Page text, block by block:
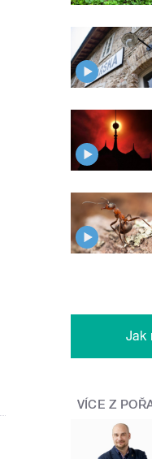
Jak
VÍCE Z